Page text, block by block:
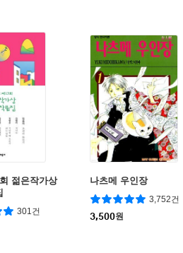
젊은작가상
301건
나츠메 우인장
3,752건
3,500원